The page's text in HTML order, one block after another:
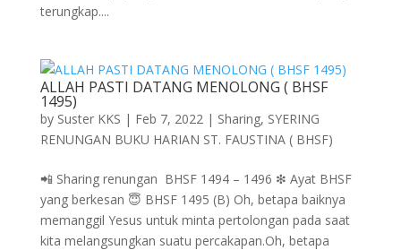
terungkap....
ALLAH PASTI DATANG MENOLONG ( BHSF
1495)
by Suster KKS | Feb 7, 2022| Sharing, SYERING
RENUNGAN BUKU HARIAN ST. FAUSTINA ( BHSF)
📲 Sharing renungan BHSF 1494 – 1496 ❇ Ayat BHSF
yang berkesan 😇 BHSF 1495 (B) Oh, betapa baiknya
memanggil Yesus untuk minta pertolongan pada saat
kita melangsungkan suatu percakapan.Oh, betapa